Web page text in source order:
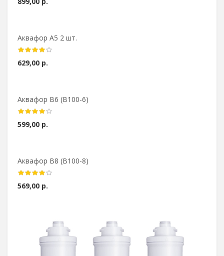
Аквафор А5 2 шт.
629,00 р.
Аквафор В6 (В100-6)
599,00 р.
Аквафор В8 (В100-8)
569,00 р.